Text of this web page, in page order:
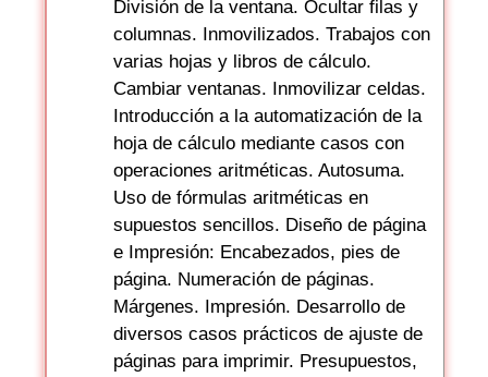
División de la ventana. Ocultar filas y
columnas. Inmovilizados. Trabajos con
varias hojas y libros de cálculo.
Cambiar ventanas. Inmovilizar celdas.
Introducción a la automatización de la
hoja de cálculo mediante casos con
operaciones aritméticas. Autosuma.
Uso de fórmulas aritméticas en
supuestos sencillos. Diseño de página
e Impresión: Encabezados, pies de
página. Numeración de páginas.
Márgenes. Impresión. Desarrollo de
diversos casos prácticos de ajuste de
páginas para imprimir. Presupuestos,